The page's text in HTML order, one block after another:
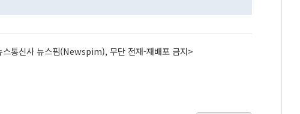
스통신사 뉴스핌(Newspim), 무단 전재-재배포 금지>